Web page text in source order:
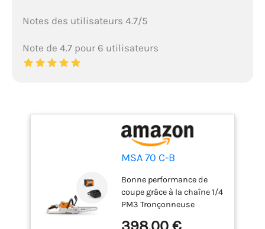
Notes des utilisateurs 4.7/5
Note de 4.7 pour 6 utilisateurs
MSA 70 C-B
Bonne performance de
coupe grâce à la chaîne 1/4
PM3 Tronçonneuse